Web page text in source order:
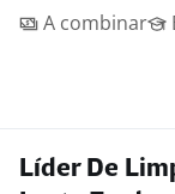
A combinar
Líder De